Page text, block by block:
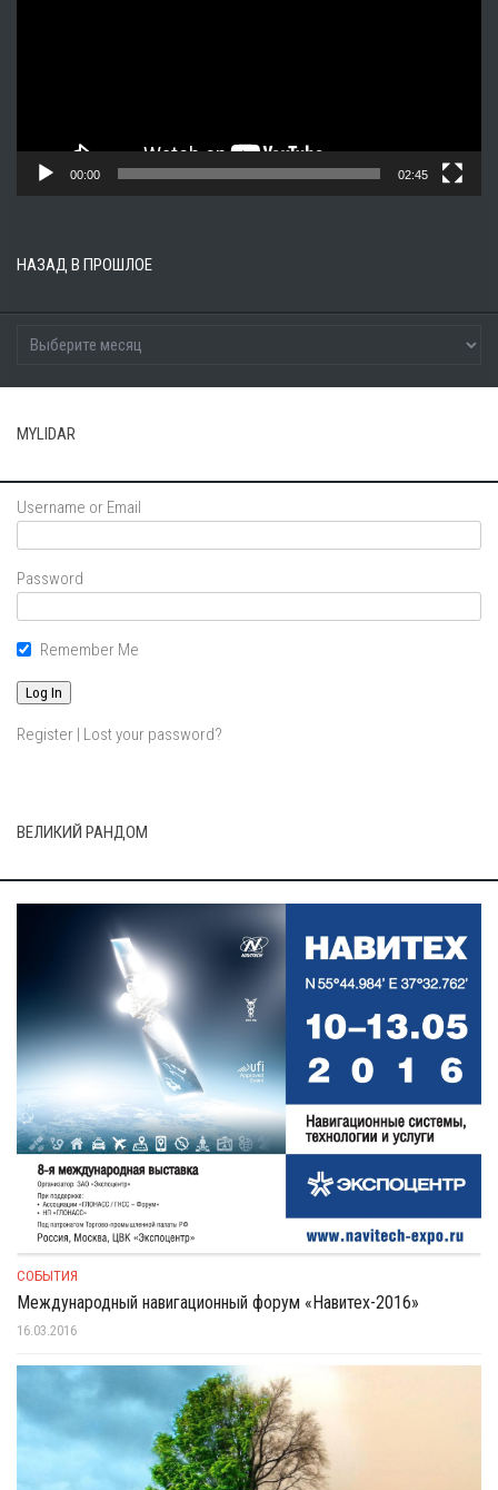
00:00 02:45
НАЗАД В ПРОШЛОЕ
MYLIDAR
Username or Email
Password
Remember Me
Register | Lost your password?
ВЕЛИКИЙ РАНДОМ
СОБЫТИЯ
Международный навигационный форум «Навитех-2016»
16.03.2016